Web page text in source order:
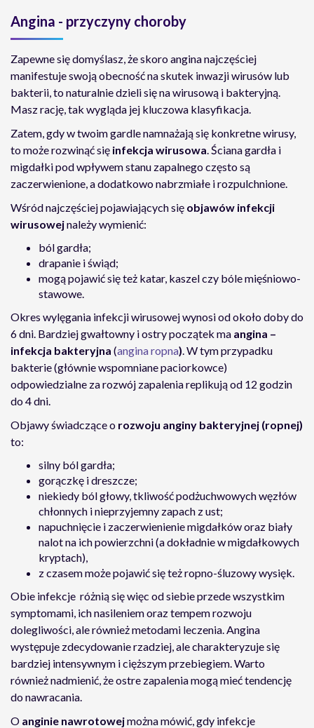
Angina - przyczyny choroby
Zapewne się domyślasz, że skoro angina najczęściej
manifestuje swoją obecność na skutek inwazji wirusów lub
bakterii, to naturalnie dzieli się na wirusową i bakteryjną.
Masz rację, tak wygląda jej kluczowa klasyfikacja.
Zatem, gdy w twoim gardle namnażają się konkretne wirusy,
to może rozwinąć się infekcja wirusowa. Ściana gardła i
migdałki pod wpływem stanu zapalnego często są
zaczerwienione, a dodatkowo nabrzmiałe i rozpulchnione.
Wśród najczęściej pojawiających się objawów infekcji
wirusowejnależy wymienić:
ból gardła;
drapanie i świąd;
mogą pojawić się też katar, kaszel czy bóle mięśniowo-
stawowe.
Okres wylęgania infekcji wirusowej wynosi od około doby do
6 dni. Bardziej gwałtowny i ostry początek ma angina –
infekcja bakteryjna (angina ropna). W tym przypadku
bakterie (głównie wspomniane paciorkowce)
odpowiedzialne za rozwój zapalenia replikują od 12 godzin
do 4 dni.
Objawy świadczące o rozwoju anginy bakteryjnej (ropnej)
to:
silny ból gardła;
gorączkę i dreszcze;
niekiedy ból głowy, tkliwość podżuchwowych węzłów
chłonnych i nieprzyjemny zapach z ust;
napuchnięcie i zaczerwienienie migdałków oraz biały
nalot na ich powierzchni (a dokładnie w migdałkowych
kryptach),
z czasem może pojawić się też ropno-śluzowy wysięk.
Obie infekcje różnią się więc od siebie przede wszystkim
symptomami, ich nasileniem oraz tempem rozwoju
dolegliwości, ale również metodami leczenia. Angina
występuje zdecydowanie rzadziej, ale charakteryzuje się
bardziej intensywnym i cięższym przebiegiem. Warto
również nadmienić, że ostre zapalenia mogą mieć tendencję
do nawracania.
O anginie nawrotowejmożna mówić, gdy infekcje